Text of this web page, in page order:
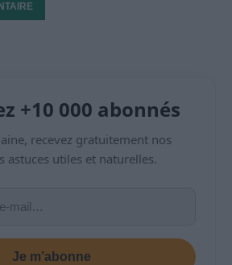
+10 000 abonnés
recevez gratuitement nos
astuces utiles et naturelles.
Je m’abonne